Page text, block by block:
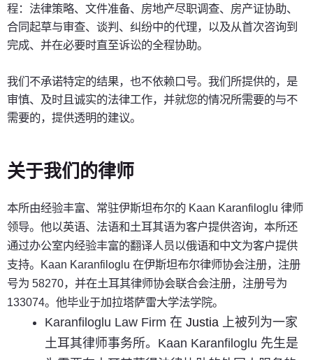
程：法律策略、文件准备、房地产尽职调查、房产证协助、
合同起草与审查、谈判、纠纷中的代理，以及从首次咨询到
完成、并在必要时直至诉讼的全程协助。
我们不承诺特定的结果，也不依赖口号。我们所提供的，是
审慎、及时且诚实的法律工作，并就您的情况所需要的与不
需要的，提供透明的建议。
关于我们的律师
本所由经验丰富、常驻伊斯坦布尔的 Kaan Karanfiloglu 律师
领导。他以英语、法语和土耳其语为客户提供咨询，本所还
通过办公室内经验丰富的翻译人员以俄语和中文为客户提供
支持。Kaan Karanfiloglu 在伊斯坦布尔律师协会注册，注册
号为 58270，并在土耳其律师协会联合会注册，注册号为
133074。他毕业于加拉塔萨雷大学法学院。
Karanfiloglu Law Firm 在 Justia 上被列为一家
土耳其律师事务所。Kaan Karanfiloglu 先生是